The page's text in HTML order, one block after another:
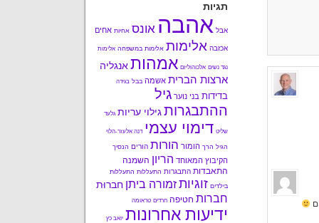
תגיות
אבל אהבה אונס אחיות אחים
אכזבה אלימות אלימות במשפחה אלימות
נגד נשים אלכוהוליזם אמהותאנגליה
ארצות הברית אשמה בבל בגידה
בדידות בני נוער גיל
ההתבגרות גילוי עריות גלעד
שליט דימוי עצמי דנה אלעזר-הלוי
הגיל הרך הומור הורות הורים הנסיך
הקיבוץ המאוחד הריון השמנה
התאבדות התבגרות התעללות התעללות
בילדים זוגיותזמורה ביתן חברוּת
חברות חטיפה חרדים טראומה
ידיעות אחרונות יואב כץ